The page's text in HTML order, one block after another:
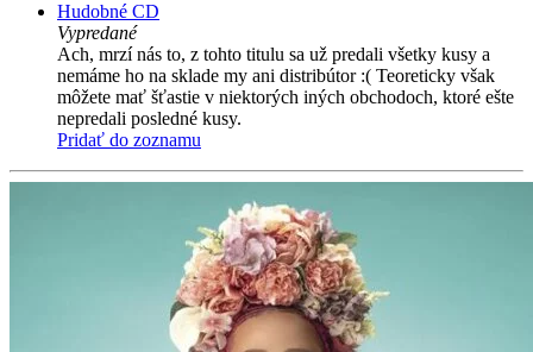
Hudobné CD
Vypredané
Ach, mrzí nás to, z tohto titulu sa už predali všetky kusy a
nemáme ho na sklade my ani distribútor :( Teoreticky však
môžete mať šťastie v niektorých iných obchodoch, ktoré ešte
nepredali posledné kusy.
Pridať do zoznamu